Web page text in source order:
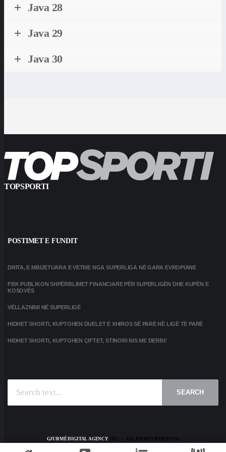
Java 28
Java 29
Java 30
TOPSPORTI
POSTIMET E FUNDIT
DRITA, E MBIJETUARA E VETME NGA SUPERLIGA NË GARA EVROPIANE
FBK PUBLIKON SHPËRBLIMET FINANCIARE PËR SUPERLIGËN DHE KUPËN E
KOSOVËS
VËLLAZNIMI NË SUPERLIGË
HIDHET SHORTI, KUPTOHEN DUELET E XHIROS SË PARË NË LIGË TË PARË
HIDHET SHORTI, KUPTOHEN ÇIFTET, STINORI NIS ME DERBI!
SEARCH
GJURMË DIGITAL AGENCY2025 | ALL RIGHTS RESERVED
TERMS AND CONDITIONS